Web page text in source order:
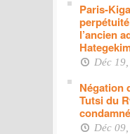
Paris-
l’ancien
Déc
Négation
Tutsi du
Déc